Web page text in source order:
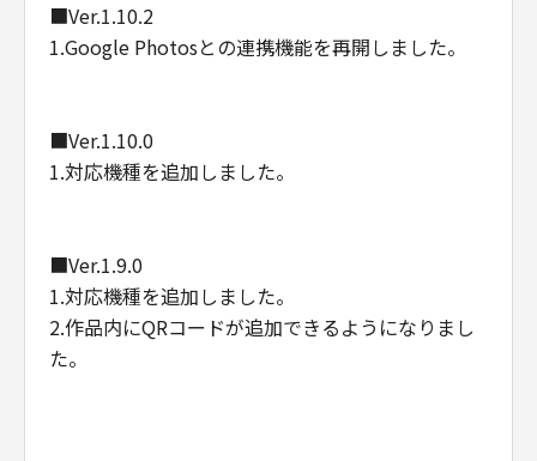
■Ver.1.10.2
1.Google Photosとの連携機能を再開しました。
■Ver.1.10.0
1.対応機種を追加しました。
■Ver.1.9.0
1.対応機種を追加しました。
2.作品内にQRコードが追加できるようになりまし
た。